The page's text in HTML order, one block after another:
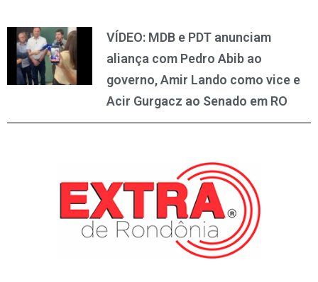
VÍDEO: MDB e PDT anunciam
aliança com Pedro Abib ao
governo, Amir Lando como vice e
Acir Gurgacz ao Senado em RO